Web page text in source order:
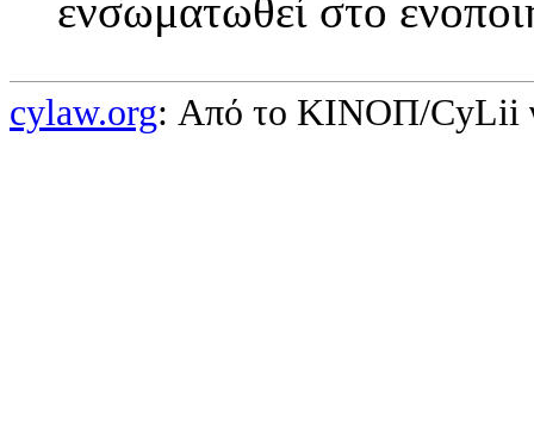
ενσωματωθεί στο
cylaw.org: Από το ΚΙΝOΠ/CyLii